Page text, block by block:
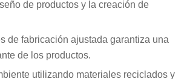
de productos y la creación de
de fabricación ajustada garantiza una
de los productos.
utilizando materiales reciclados y